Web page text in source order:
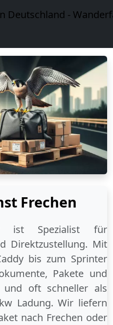
Frechen
ist Spezialist für
Direktzustellung. Mit
bis zum Sprinter
Pakete und
und oft schneller als
Ladung. Wir liefern
nach Frechen oder